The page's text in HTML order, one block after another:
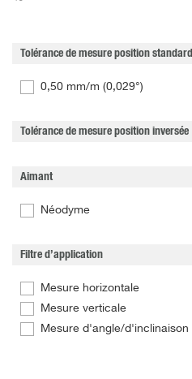
Tolérance de mesure position standard
0,50 mm/m (0,029°)
Tolérance de mesure position inversée
Aimant
Néodyme
Filtre d’application
Mesure horizontale
Mesure verticale
Mesure d'angle/d'inclinaison